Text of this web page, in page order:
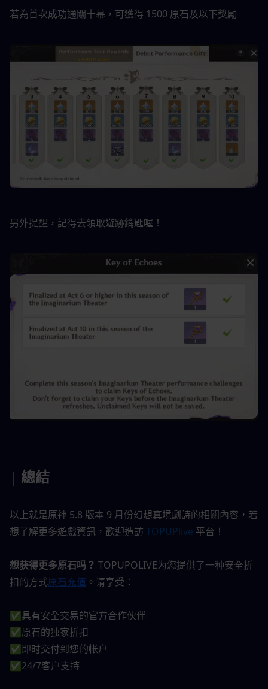
若為首次成功通關十幕，可獲得 1500 原石及以下獎勵
另外提醒，記得去領取遊跡鑰匙喔！
| 總結
以上就是原神 5.8 版本 9 月份幻想真境劇詩的相關內容，若
想了解更多遊戲資訊，歡迎造訪 TOPUPlive 平台！
想获得更多原石吗？ TOPUPOLIVE为您提供了一种安全折
扣的方式原石充值 。请享受：
✅具有安全交易的官方合作伙伴
✅原石的独家折扣
✅即时交付到您的帐户
✅24/7客户支持